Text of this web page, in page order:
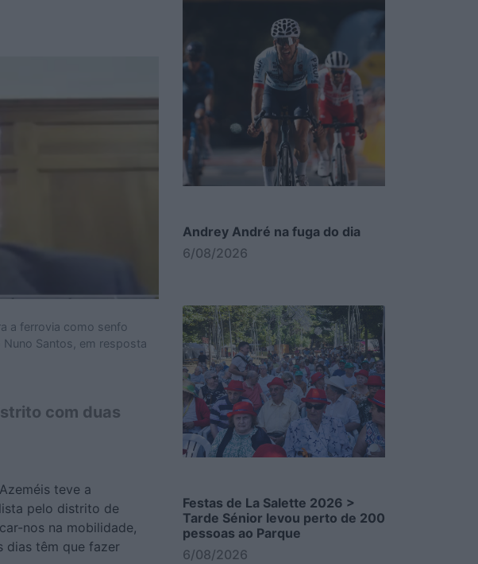
a ferrovia como senfo
Santos, em resposta
com duas
teve a
pelo distrito de
nos na mobilidade,
dias têm que fazer
Andrey André na fuga do dia
6/08/2026
Festas de La Salette 2026 >
Tarde Sénior levou perto de 200
pessoas ao Parque
6/08/2026